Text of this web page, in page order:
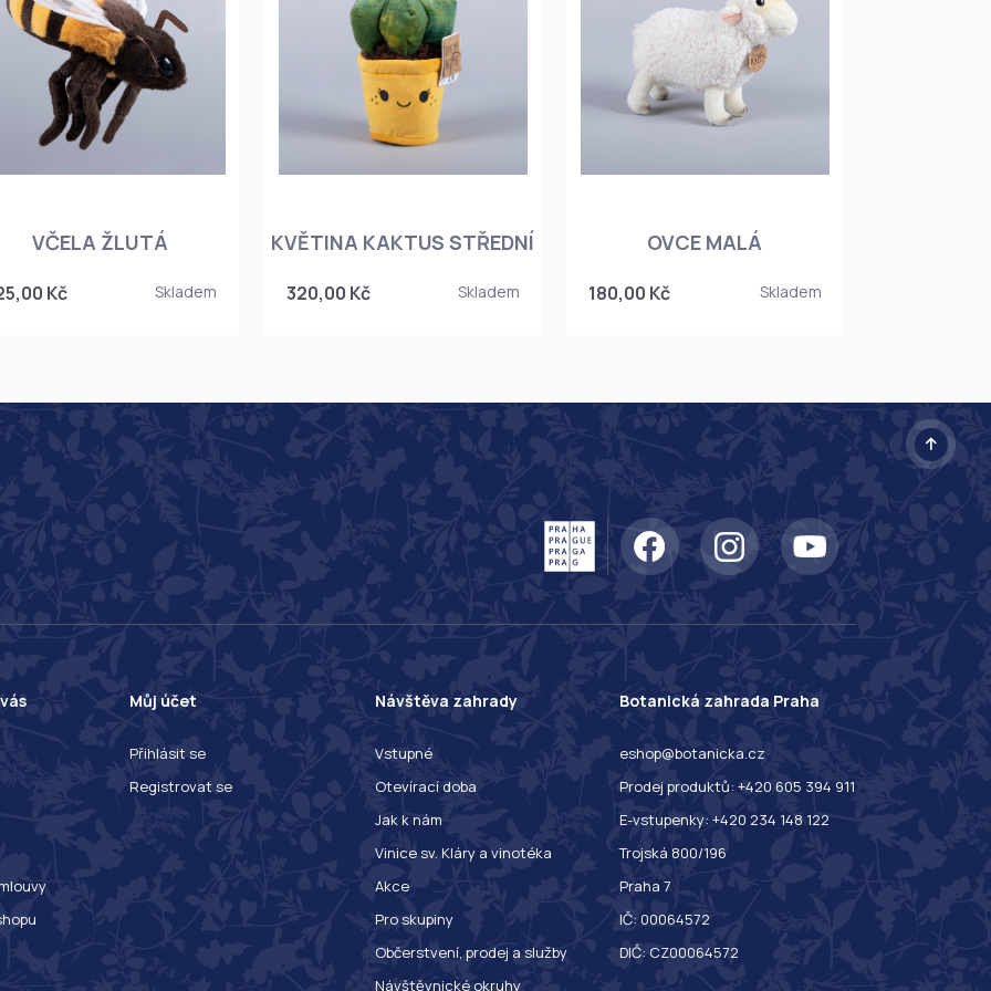
VČELA ŽLUTÁ
Kč Skladem
KVĚTINA KAKTUS STŘEDNÍ
320,00 Kč Skladem
OVCE MALÁ
180,00 Kč Skladem
Můj účet
Přihlásit se
Registrovat se
Návštěva zahrady
Vstupné
Otevírací doba
Jak k nám
Vinice sv. Kláry a vinotéka
Akce
Pro skupiny
Občerstvení, prodej a služby
Návštěvnické okruhy
Botanická zahrada Praha
eshop@botanicka.cz
Prodej produktů: +420 605 394 911
E-vstupenky: +420 234 148 122
Trojská 800/196
Praha 7
IČ: 00064572
DIČ: CZ00064572